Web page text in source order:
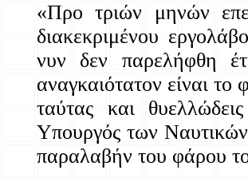
«Προ τριών μηνών
διακεκριμένου
νυν δεν παρελήφθη
αναγκαιότατον είναι το
ταύτας και
Υπουργός των
παραλαβήν του φάρου